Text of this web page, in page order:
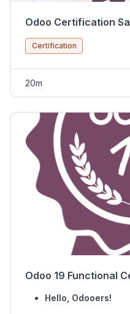
Odoo Certification
Certification
20m
Odoo 19 Functional
Hello, Odooers!